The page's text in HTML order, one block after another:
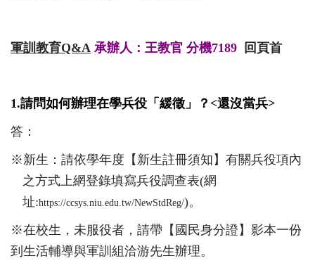
軍訓教育Q&A 承辦人：王教官 分機7189 回頁首
1.請問如何辦理在學兵役「緩徵」？ <還沒當兵>
答：
※新生：請依學年度【新生註冊須知】有關兵役項內
之方式上網登錄填寫兵役調查表(網
址:https://ccsys.niu.edu.tw/NewStdReg/)。
※在校生，未服役者，請帶【國民身分證】影本一份
到生活輔導與軍訓組洽游先生辦理。